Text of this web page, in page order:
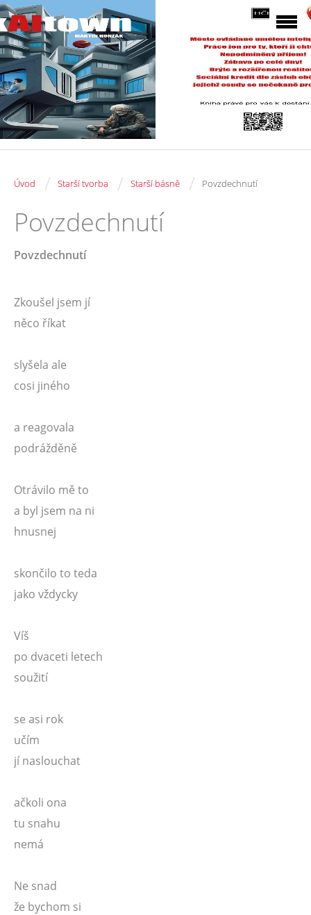
Úvod / Starší tvorba / Starší básně / Povzdechnutí
Povzdechnutí
Povzdechnutí
Zkoušel jsem jí
něco říkat
slyšela ale
cosi jiného
a reagovala
podrážděně
Otrávilo mě to
a byl jsem na ni
hnusnej
skončilo to teda
jako vždycky
Víš
po dvaceti letech
soužití
se asi rok
učím
jí naslouchat
ačkoli ona
tu snahu
nemá
Ne snad
že bychom si